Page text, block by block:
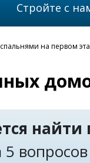
Стройте с
на первом
найти
5